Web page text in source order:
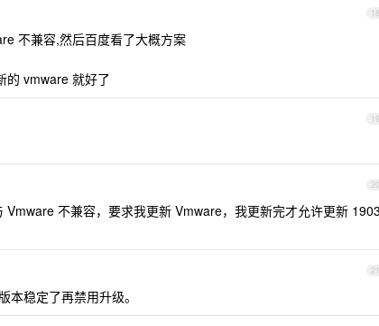
18
不兼容,然后百度看了大概方案
的 vmware 就好了
19
20
不兼容，要求我更新 Vmware，我更新完才允许更新 1903
21
稳定了再禁用升级。